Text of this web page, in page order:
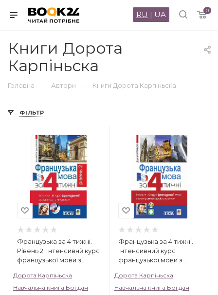
0
RU | UA
Книги Дорота
Карпіньска
Головна — Автори — Книги Дорота Карпіньска
ФІЛЬТР
Французька за 4 тижні.
Рівень 2. Інтенсивнй курс
французької мови з
аудіододатком
Дорота Карпіньска
Навчальна книга Богдан
Французька за 4 тижні.
Інтенсивний курс
французької мови з
аудіододатком
Дорота Карпіньска
Навчальна книга Богдан